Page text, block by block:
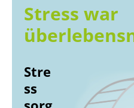
Stress war
Stre
ss